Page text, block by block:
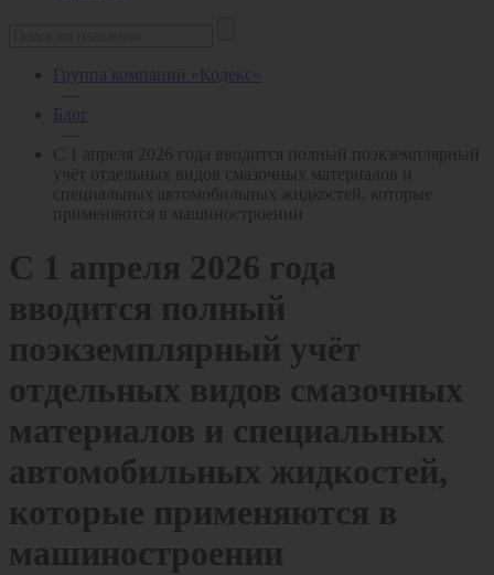
Группа компаний «Кодекс»
Блог
С 1 апреля 2026 года вводится полный поэкземплярный
учёт отдельных видов смазочных материалов и
специальных автомобильных жидкостей, которые
применяются в машиностроении
С 1 апреля 2026 года
вводится полный
поэкземплярный учёт
отдельных видов смазочных
материалов и специальных
автомобильных жидкостей,
которые применяются в
машиностроении